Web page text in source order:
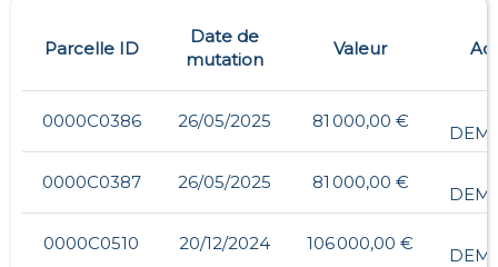
Parcelle ID
Date de
mutation
Valeur
0000C0386 26/05/2025 81 000,00 €
0000C0387 26/05/2025 81 000,00 €
0000C0510 20/12/2024 106 000,00 €